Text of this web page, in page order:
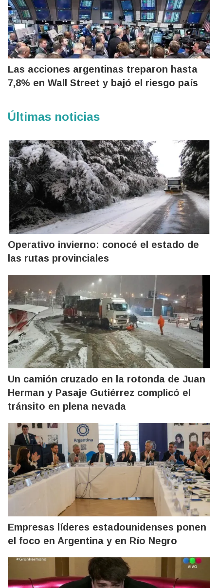
Las acciones argentinas treparon hasta
7,8% en Wall Street y bajó el riesgo país
Últimas noticias
Operativo invierno: conocé el estado de
las rutas provinciales
Un camión cruzado en la rotonda de Juan
Herman y Pasaje Gutiérrez complicó el
tránsito en plena nevada
Empresas líderes estadounidenses ponen
el foco en Argentina y en Río Negro